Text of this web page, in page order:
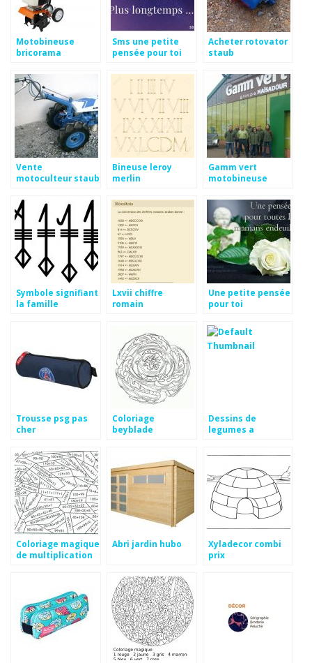
Motobineuse
bricorama
Sms une petite
pensée pour toi
Acheter rotovator
staub
Vente
motoculteur staub
Bineuse leroy
merlin
Gamm vert
motobineuse
Symbole signifiant
la famille
Lxvii chiffre
romain
Une petite pensée
pour toi
Trousse psg pas
cher
Coloriage
beyblade
Dessins de
legumes a
Coloriage magique
de multiplication
Abri jardin hubo
Xyladecor combi
prix